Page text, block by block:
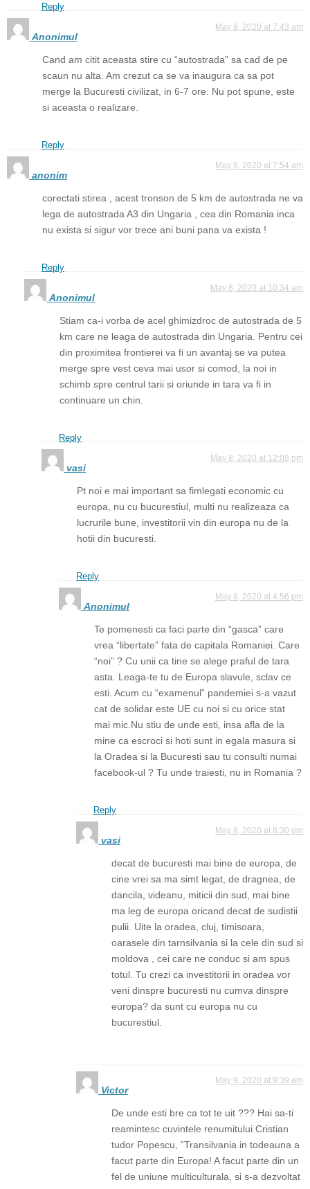
Reply
Anonimul
May 8, 2020 at 7:43 am
Cand am citit aceasta stire cu “autostrada” sa cad de pe
scaun nu alta. Am crezut ca se va inaugura ca sa pot
merge la Bucuresti civilizat, in 6-7 ore. Nu pot spune, este
si aceasta o realizare.
Reply
anonim
May 8, 2020 at 7:54 am
corectati stirea , acest tronson de 5 km de autostrada ne va
lega de autostrada A3 din Ungaria , cea din Romania inca
nu exista si sigur vor trece ani buni pana va exista !
Reply
Anonimul
May 8, 2020 at 10:34 am
Stiam ca-i vorba de acel ghimizdroc de autostrada de 5
km care ne leaga de autostrada din Ungaria. Pentru cei
din proximitea frontierei va fi un avantaj se va putea
merge spre vest ceva mai usor si comod, la noi in
schimb spre centrul tarii si oriunde in tara va fi in
continuare un chin.
Reply
vasi
May 8, 2020 at 12:08 pm
Pt noi e mai important sa fimlegati economic cu
europa, nu cu bucurestiul, multi nu realizeaza ca
lucrurile bune, investitorii vin din europa nu de la
hotii din bucuresti.
Reply
Anonimul
May 8, 2020 at 4:56 pm
Te pomenesti ca faci parte din “gasca” care
vrea “libertate” fata de capitala Romaniei. Care
“noi” ? Cu unii ca tine se alege praful de tara
asta. Leaga-te tu de Europa slavule, sclav ce
esti. Acum cu “examenul” pandemiei s-a vazut
cat de solidar este UE cu noi si cu orice stat
mai mic.Nu stiu de unde esti, insa afla de la
mine ca escroci si hoti sunt in egala masura si
la Oradea si la Bucuresti sau tu consulti numai
facebook-ul ? Tu unde traiesti, nu in Romania ?
Reply
vasi
May 8, 2020 at 8:30 pm
decat de bucuresti mai bine de europa, de
cine vrei sa ma simt legat, de dragnea, de
dancila, videanu, miticii din sud, mai bine
ma leg de europa oricand decat de sudistii
pulii. Uite la oradea, cluj, timisoara,
oarasele din tarnsilvania si la cele din sud si
moldova , cei care ne conduc si am spus
totul. Tu crezi ca investitorii in oradea vor
veni dinspre bucuresti nu cumva dinspre
europa? da sunt cu europa nu cu
bucurestiul.
Victor
May 9, 2020 at 9:39 am
De unde esti bre ca tot te uit ??? Hai sa-ti
reamintesc cuvintele renumitului Cristian
tudor Popescu, ”Transilvania in todeauna a
facut parte din Europa! A facut parte din un
fel de uniune multiculturala, si s-a dezvoltat